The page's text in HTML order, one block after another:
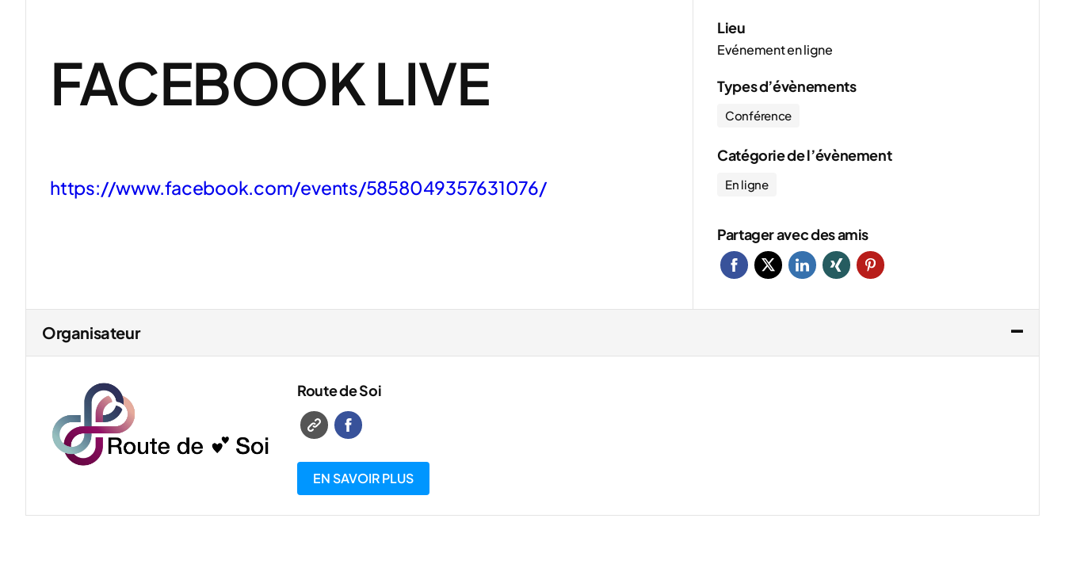
FACEBOOK LIVE
https://www.facebook.com/events/5858049357631076/
Lieu
Evénement en ligne
Types d’évènements
Conférence
Catégorie de l’évènement
En ligne
Partager avec des amis
Organisateur
Route de Soi
EN SAVOIR PLUS